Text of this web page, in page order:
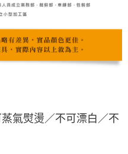
氣熨燙／不可漂白／不